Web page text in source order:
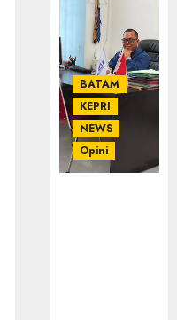
BATAM
KEPRI
NEWS
Opini